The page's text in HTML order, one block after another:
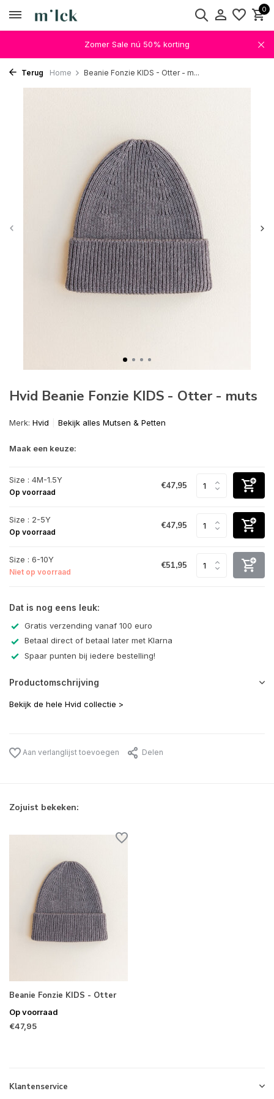
0
Zomer Sale nú 50% korting
Terug Home Beanie Fonzie KIDS - Otter - m...
Hvid Beanie Fonzie KIDS - Otter - muts
Merk: Hvid Bekijk alles Mutsen & Petten
Maak een keuze:
Size : 4M-1.5Y
Op voorraad
€47,95
Size : 2-5Y
Op voorraad
€47,95
Size : 6-10Y
Niet op voorraad
€51,95
Dat is nog eens leuk:
Gratis verzending vanaf 100 euro
Betaal direct of betaal later met Klarna
Spaar punten bij iedere bestelling!
Productomschrijving
Bekijk de hele Hvid collectie >
Aan verlanglijst toevoegen Delen
Zojuist bekeken:
Beanie Fonzie KIDS - Otter
Op voorraad
€47,95
Klantenservice